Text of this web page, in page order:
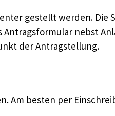
gestellt werden. Die
nebst
der Antragstellung.
Am besten per